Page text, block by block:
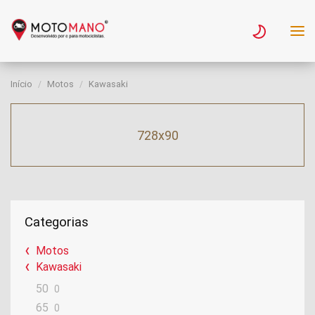
Início Motos Kawasaki
728x90
Categorias
Motos
Kawasaki
50
0
65 0